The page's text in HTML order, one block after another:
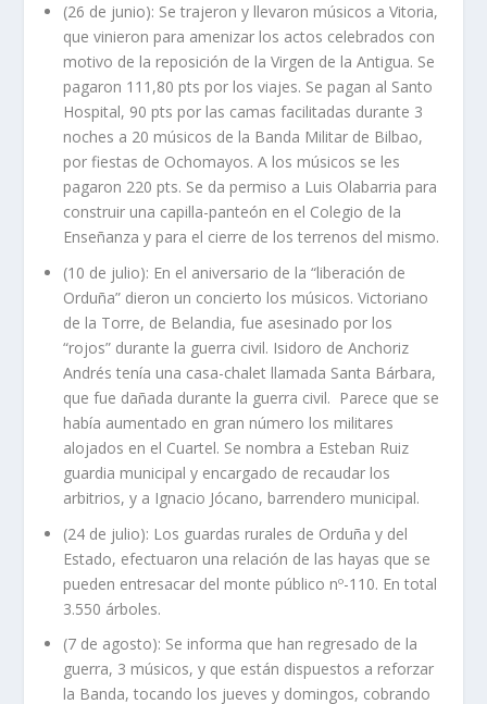
(26 de junio): Se trajeron y llevaron músicos a Vitoria,
que vinieron para amenizar los actos celebrados con
motivo de la reposición de la Virgen de la Antigua. Se
pagaron 111,80 pts por los viajes. Se pagan al Santo
Hospital, 90 pts por las camas facilitadas durante 3
noches a 20 músicos de la Banda Militar de Bilbao,
por fiestas de Ochomayos. A los músicos se les
pagaron 220 pts. Se da permiso a Luis Olabarria para
construir una capilla-panteón en el Colegio de la
Enseñanza y para el cierre de los terrenos del mismo.
(10 de julio): En el aniversario de la “liberación de
Orduña” dieron un concierto los músicos. Victoriano
de la Torre, de Belandia, fue asesinado por los
“rojos” durante la guerra civil. Isidoro de Anchoriz
Andrés tenía una casa-chalet llamada Santa Bárbara,
que fue dañada durante la guerra civil. Parece que se
había aumentado en gran número los militares
alojados en el Cuartel. Se nombra a Esteban Ruiz
guardia municipal y encargado de recaudar los
arbitrios, y a Ignacio Jócano, barrendero municipal.
(24 de julio): Los guardas rurales de Orduña y del
Estado, efectuaron una relación de las hayas que se
pueden entresacar del monte público nº-110. En total
3.550 árboles.
(7 de agosto): Se informa que han regresado de la
guerra, 3 músicos, y que están dispuestos a reforzar
la Banda, tocando los jueves y domingos, cobrando